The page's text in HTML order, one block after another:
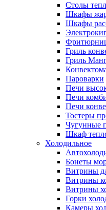
Столы
Шкафы
Шкафы
Гриль
Гриль
Пароварки
Печи
Печи
Печи
Тостеры
Чугунные
Шкаф
Холодильное
Бонеты
Витрины
Витрины
Витрины
Горки
Камеры